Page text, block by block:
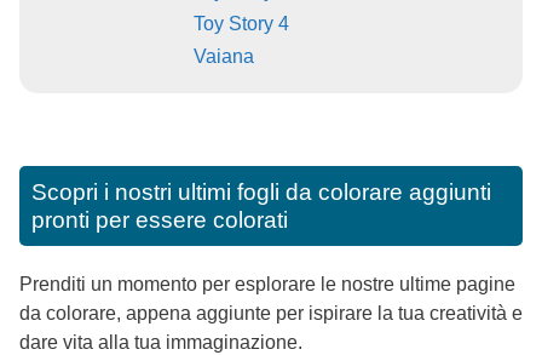
Toy Story 4
Vaiana
Scopri i nostri ultimi fogli da colorare aggiunti
pronti per essere colorati
Prenditi un momento per esplorare le nostre ultime pagine
da colorare, appena aggiunte per ispirare la tua creatività e
dare vita alla tua immaginazione.